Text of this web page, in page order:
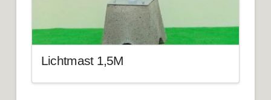
Lichtmast 1,5M